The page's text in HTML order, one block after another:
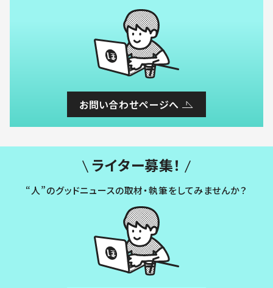
お問い合わせページへ
ライター募集！
“人”のグッドニュースの取材・執筆をしてみませんか？